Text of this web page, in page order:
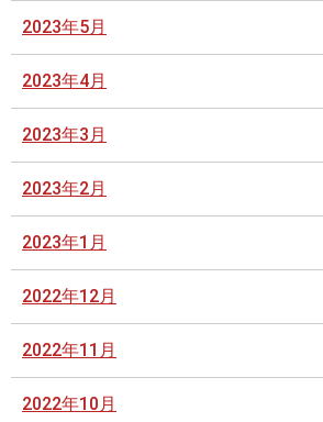
2023年5月
2023年4月
2023年3月
2023年2月
2023年1月
2022年12月
2022年11月
2022年10月